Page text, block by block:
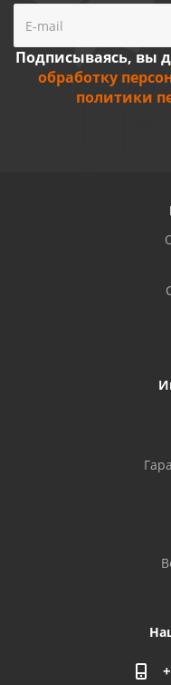
Подписываясь, вы
обработку
политики